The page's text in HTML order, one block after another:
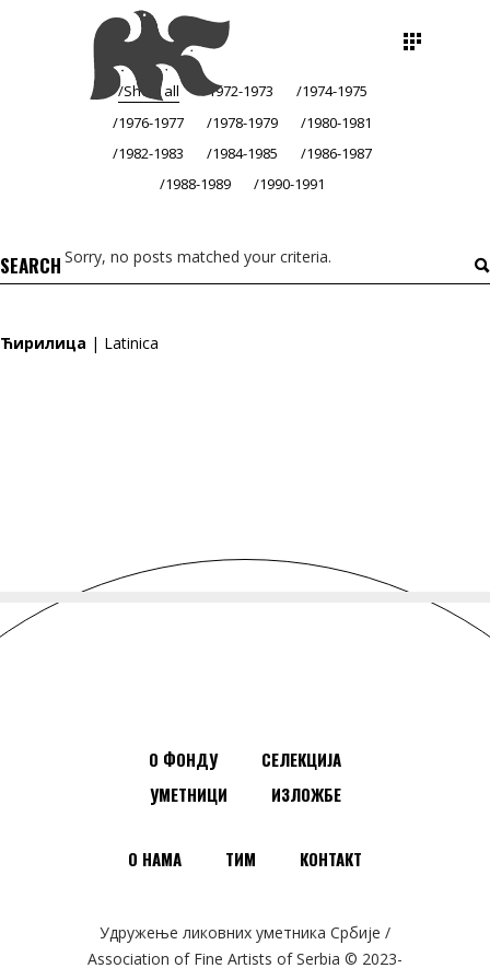
Show all 1972-1973
1974-1975
1976-1977
1978-1979
1980-1981
1982-1983
1984-1985
1986-1987
1988-1989
1990-1991
Sorry, no posts matched your criteria.
Search
for:
Ћирилица | Latinica
О ФОНДУ
СЕЛЕКЦИЈА
УМЕТНИЦИ
ИЗЛОЖБЕ
О НАМА ТИМ КОНТАКТ
Удружење ликовних уметника Србије /
Association of Fine Artists of Serbia © 2023-